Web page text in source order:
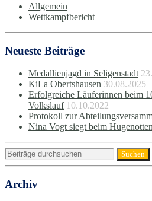
Allgemein
Wettkampfbericht
Neueste Beiträge
Medallienjagd in Seligenstadt
KiLa Obertshausen 30.08.2025
Erfolgreiche Läuferinnen beim
Volkslauf 10.10.2022
Protokoll zur
Nina Vogt siegt beim
Archiv